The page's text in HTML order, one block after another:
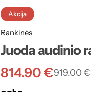
Akcija
Rankinės
Juoda audinio
919.00€
814.90€